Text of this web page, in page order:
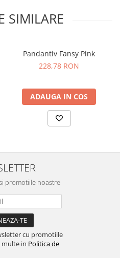
SIMILARE
Pandantiv Fansy Pink
228,78 RON
ADAUGA IN COS
promotiile noastre
cu promotiile
multe in Politica de